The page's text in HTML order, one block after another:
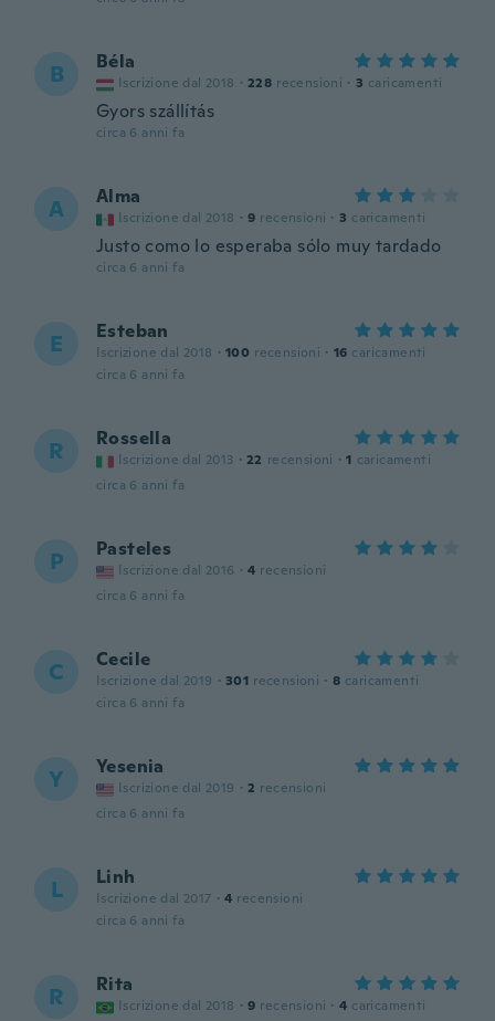
B Béla
Iscrizione dal 2018 · 228 recensioni · 3 caricamenti
Gyors szállítás
circa 6 anni fa
A Alma
Iscrizione dal 2018 · 9 recensioni · 3 caricamenti
Justo como lo esperaba sólo muy tardado
circa 6 anni fa
E Esteban
Iscrizione dal 2018 · 100 recensioni · 16 caricamenti
circa 6 anni fa
R Rossella
Iscrizione dal 2013 · 22 recensioni · 1 caricamenti
circa 6 anni fa
P Pasteles
Iscrizione dal 2016 · 4 recensioni
circa 6 anni fa
C Cecile
Iscrizione dal 2019 · 301 recensioni · 8 caricamenti
circa 6 anni fa
Y Yesenia
Iscrizione dal 2019 · 2 recensioni
circa 6 anni fa
L Linh
Iscrizione dal 2017 · 4 recensioni
circa 6 anni fa
R Rita
Iscrizione dal 2018 · 9 recensioni · 4 caricamenti